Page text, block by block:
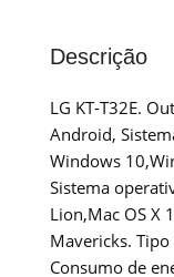
Descrição
LG KT-T32E.
Android,
Windows
Sistema
Lion,Mac OS X
Mavericks.
Consumo de